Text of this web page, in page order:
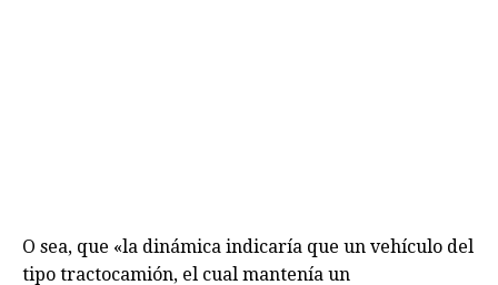
O sea, que «la dinámica indicaría que un vehículo del
tipo tractocamión, el cual mantenía un